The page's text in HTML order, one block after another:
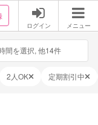
ログイン メニュー
間を選択, 他14件
2人OK 定期割引中